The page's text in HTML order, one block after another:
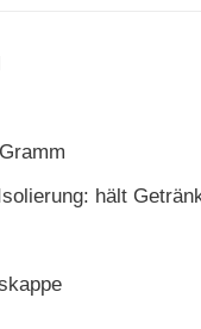
hält